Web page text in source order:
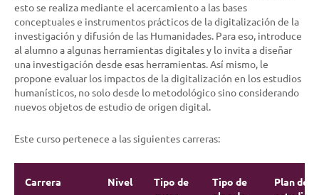
esto se realiza mediante el acercamiento a las bases
conceptuales e instrumentos prácticos de la digitalización de la
investigación y difusión de las Humanidades. Para eso, introduce
al alumno a algunas herramientas digitales y lo invita a diseñar
una investigación desde esas herramientas. Así mismo, le
propone evaluar los impactos de la digitalización en los estudios
humanísticos, no solo desde lo metodológico sino considerando
nuevos objetos de estudio de origen digital.
Este curso pertenece a las siguientes carreras:
Carrera Nivel
Tipo de
Tipo de
Plan de